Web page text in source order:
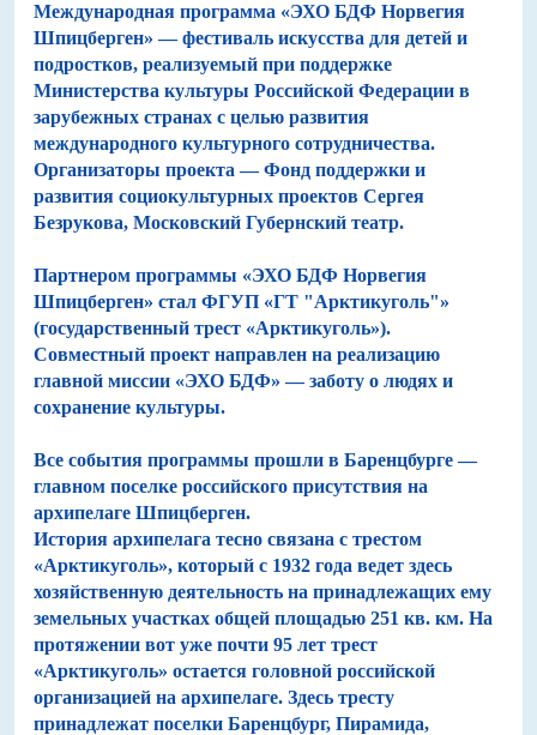
Международная программа «ЭХО БДФ Норвегия
Шпицберген» — фестиваль искусства для детей и
подростков, реализуемый при поддержке
Министерства культуры Российской Федерации в
зарубежных странах с целью развития
международного культурного сотрудничества.
Организаторы проекта — Фонд поддержки и
развития социокультурных проектов Сергея
Безрукова, Московский Губернский театр.
Партнером программы «ЭХО БДФ Норвегия
Шпицберген» стал ФГУП «ГТ "Арктикуголь"»
(государственный трест «Арктикуголь»).
Совместный проект направлен на реализацию
главной миссии «ЭХО БДФ» — заботу о людях и
сохранение культуры.
Все события программы прошли в Баренцбурге —
главном поселке российского присутствия на
архипелаге Шпицберген.
История архипелага тесно связана с трестом
«Арктикуголь», который с 1932 года ведет здесь
хозяйственную деятельность на принадлежащих ему
земельных участках общей площадью 251 кв. км. На
протяжении вот уже почти 95 лет трест
«Арктикуголь» остается головной российской
организацией на архипелаге. Здесь тресту
принадлежат поселки Баренцбург, Пирамида,